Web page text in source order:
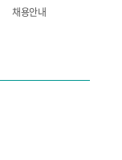
채용안내